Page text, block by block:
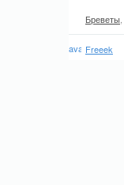
Бреветы
Freeek